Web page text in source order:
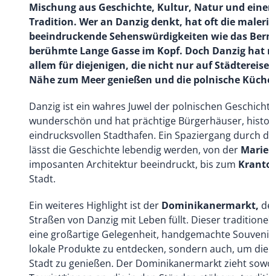
Mischung aus Geschichte, Kultur, Natur und
Tradition. Wer an Danzig denkt, hat oft die
beeindruckende Sehenswürdigkeiten wie das
berühmte Lange Gasse im Kopf. Doch Danzig
allem für diejenigen, die nicht nur auf
Nähe zum Meer genießen und die polnische
Danzig ist ein wahres Juwel der polnischen
wunderschön und hat prächtige Bürgerhäuser,
eindrucksvollen Stadthafen. Ein Spaziergang durch
lässt die Geschichte lebendig werden, von der
imposanten Architektur beeindruckt, bis zum
Stadt.
Ein weiteres Highlight ist der Dominikanermarkt,
Straßen von Danzig mit Leben füllt. Dieser
eine großartige Gelegenheit, handgemachte
lokale Produkte zu entdecken, sondern auch, um
Stadt zu genießen. Der Dominikanermarkt zieht